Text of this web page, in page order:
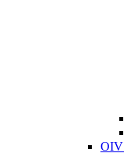
OIV